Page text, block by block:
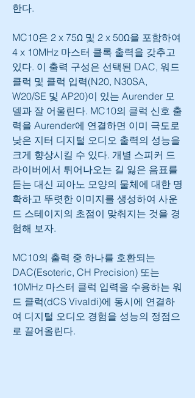
한다.
MC10은 2 x 75Ω 및 2 x 50Ω을 포함하여
4 x 10MHz 마스터 클록 출력을 갖추고
있다. 이 출력 구성은 선택된 DAC, 워드
클럭 및 클럭 입력(N20, N30SA,
W20/SE 및 AP20)이 있는 Aurender 모
델과 잘 어울린다. MC10의 클럭 신호 출
력을 Aurender에 연결하면 이미 극도로
낮은 지터 디지털 오디오 출력의 성능을
크게 향상시킬 수 있다. 개별 스피커 드
라이버에서 튀어나오는 길 잃은 음표를
듣는 대신 피아노 모양의 물체에 대한 명
확하고 뚜렷한 이미지를 생성하여 사운
드 스테이지의 초점이 맞춰지는 것을 경
험해 보자.
MC10의 출력 중 하나를 호환되는
DAC(Esoteric, CH Precision) 또는
10MHz 마스터 클럭 입력을 수용하는 워
드 클럭(dCS Vivaldi)에 동시에 연결하
여 디지털 오디오 경험을 성능의 정점으
로 끌어올린다.